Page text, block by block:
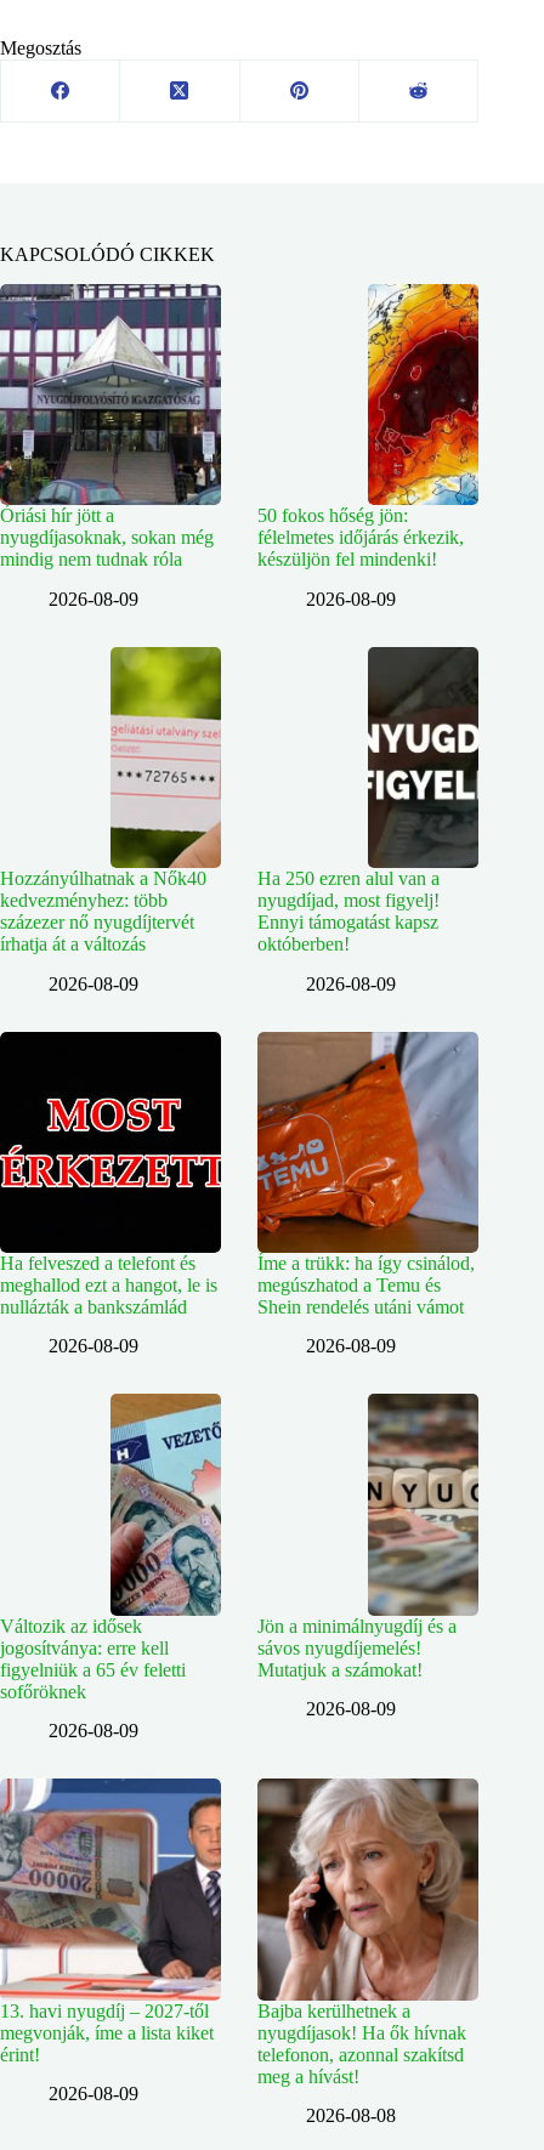
Megosztás
KAPCSOLÓDÓ CIKKEK
Óriási hír jött a
nyugdíjasoknak, sokan még
mindig nem tudnak róla
2026-08-09
50 fokos hőség jön:
félelmetes időjárás érkezik,
készüljön fel mindenki!
2026-08-09
Hozzányúlhatnak a Nők40
kedvezményhez: több
százezer nő nyugdíjtervét
írhatja át a változás
2026-08-09
Ha 250 ezren alul van a
nyugdíjad, most figyelj!
Ennyi támogatást kapsz
októberben!
2026-08-09
Ha felveszed a telefont és
meghallod ezt a hangot, le is
nullázták a bankszámlád
2026-08-09
Íme a trükk: ha így csinálod,
megúszhatod a Temu és
Shein rendelés utáni vámot
2026-08-09
Változik az idősek
jogosítványa: erre kell
figyelniük a 65 év feletti
sofőröknek
2026-08-09
Jön a minimálnyugdíj és a
sávos nyugdíjemelés!
Mutatjuk a számokat!
2026-08-09
13. havi nyugdíj – 2027-től
megvonják, íme a lista kiket
érint!
2026-08-09
Bajba kerülhetnek a
nyugdíjasok! Ha ők hívnak
telefonon, azonnal szakítsd
meg a hívást!
2026-08-08